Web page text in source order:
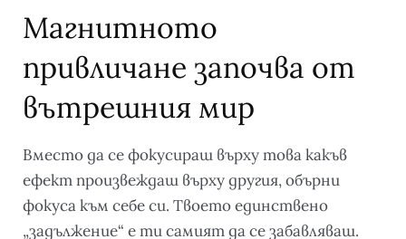
Магнитното
привличане започва от
вътрешния мир
Вместо да се фокусираш върху това какъв
ефект произвеждаш върху другия, обърни
фокуса към себе си. Твоето единствено
„задължение“ е ти самият да се забавляваш.